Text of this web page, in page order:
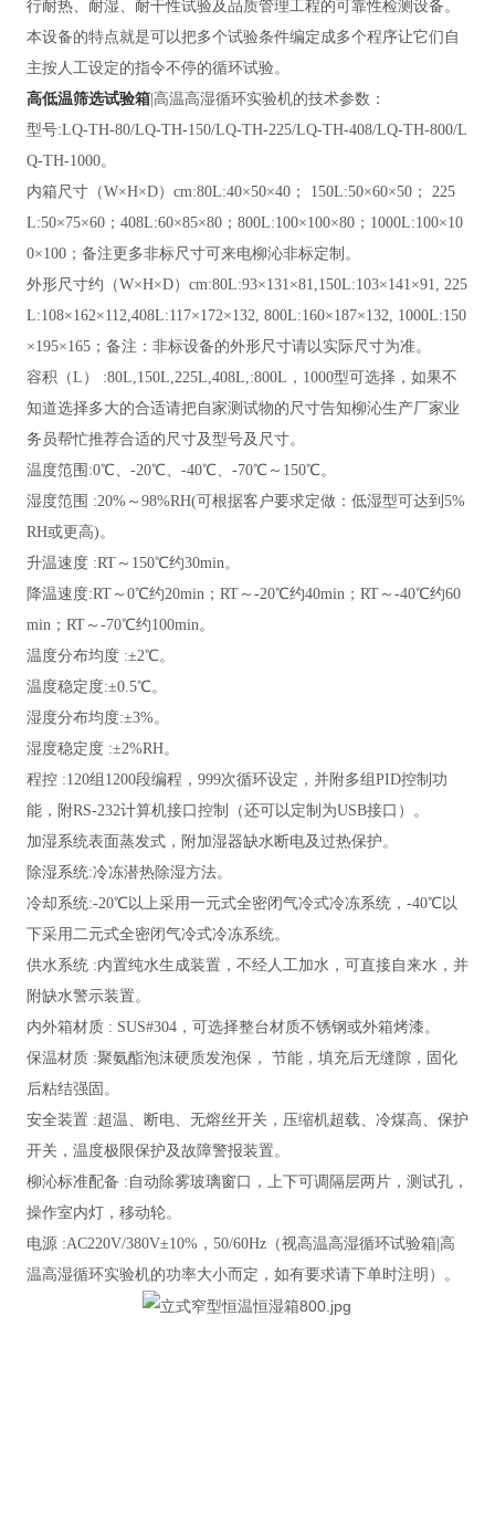
行耐热、耐湿、耐干性试验及品质管理工程的可靠性检测设备。
本设备的特点就是可以把多个试验条件编定成多个程序让它们自
主按人工设定的指令不停的循环试验。
高低温筛选试验箱|高温高湿循环实验机的技术参数：
型号:LQ-TH-80/LQ-TH-150/LQ-TH-225/LQ-TH-408/LQ-TH-800/L
Q-TH-1000。
内箱尺寸（W×H×D）cm:80L:40×50×40； 150L:50×60×50； 225
L:50×75×60；408L:60×85×80；800L:100×100×80；1000L:100×10
0×100；备注更多非标尺寸可来电柳沁非标定制。
外形尺寸约（W×H×D）cm:80L:93×131×81,150L:103×141×91, 225
L:108×162×112,408L:117×172×132, 800L:160×187×132, 1000L:150
×195×165；备注：非标设备的外形尺寸请以实际尺寸为准。
容积（L） :80L,150L,225L,408L,:800L，1000型可选择，如果不
知道选择多大的合适请把自家测试物的尺寸告知柳沁生产厂家业
务员帮忙推荐合适的尺寸及型号及尺寸。
温度笵围 :0℃、-20℃、-40℃、-70℃～150℃。
湿度笵围 :20%～98%RH(可根据客户要求定做：低湿型可达到5%
RH或更高)。
升温速度 :RT～150℃约30min。
降温速度:RT～0℃约20min；RT～-20℃约40min；RT～-40℃约60
min；RT～-70℃约100min。
温度分布均度 :±2℃。
温度稳定度:±0.5℃。
湿度分布均度:±3%。
湿度稳定度 :±2%RH。
程控 :120组1200段编程，999次循环设定，并附多组PID控制功
能，附RS-232计算机接口控制（还可以定制为USB接口）。
加湿系统表面蒸发式，附加湿器缺水断电及过热保护。
除湿系统:冷冻潜热除湿方法。
冷却系统:-20℃以上采用一元式全密闭气冷式冷冻系统，-40℃以
下采用二元式全密闭气冷式冷冻系统。
供水系统 :内置纯水生成装置，不经人工加水，可直接自来水，并
附缺水警示装置。
内外箱材质 : SUS#304，可选择整台材质不锈钢或外箱烤漆。
保温材质 :聚氨酯泡沫硬质发泡保，
节能，填充后无缝隙，固化
后粘结强固。
安全装置 :超温、断电、无熔丝开关，压缩机超载、冷煤高、保护
开关，温度极限保护及故障警报装置。
柳沁标准配备 :自动除雾玻璃窗口，上下可调隔层两片，测试孔，
操作室内灯，移动轮。
电源 :AC220V/380V±10%，50/60Hz（视高温高湿循环试验箱|高
温高湿循环实验机的功率大小而定，如有要求请下单时注明）。